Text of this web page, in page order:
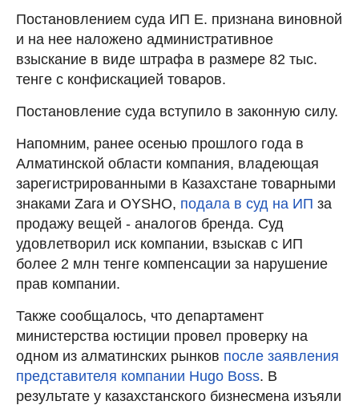
Постановлением суда ИП Е. признана виновной
и на нее наложено административное
взыскание в виде штрафа в размере 82 тыс.
тенге с конфискацией товаров.
Постановление суда вступило в законную силу.
Напомним, ранее осенью прошлого года в
Алматинской области компания, владеющая
зарегистрированными в Казахстане товарными
знаками Zara и OYSHO, подала в суд на ИП за
продажу вещей - аналогов бренда. Суд
удовлетворил иск компании, взыскав с ИП
более 2 млн тенге компенсации за нарушение
прав компании.
Также сообщалось, что департамент
министерства юстиции провел проверку на
одном из алматинских рынков после заявления
представителя компании Hugo Boss. В
результате у казахстанского бизнесмена изъяли